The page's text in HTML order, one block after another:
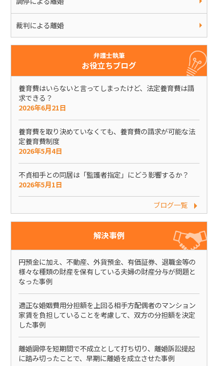
裁判による離婚
弁護士執筆
お役立ちブログ
養育費はいらないと言ってしまったけど、法定養育費は請
求できる？
2026年6月21日
養育費を取り決めていなくても、養育費の請求が可能な法
定養育費制度
2026年5月4日
不貞相手との同居は「監護者指定」にどう影響するか？
2026年5月1日
ブログ一覧
解決事例
円預金に加え、不動産、外貨預金、有価証券、退職金等の
様々な種類の財産を保有している夫婦の財産分与が問題と
なった事例
適正な婚姻費用分担額を上回る相手方配偶者のマンション
家賃を負担していることを考慮して、双方の分担額を決定
した事例
離婚調停を短期間で不成立として打ち切り、離婚訴訟提起
に踏み切ったことで、早期に離婚を成立させた事例